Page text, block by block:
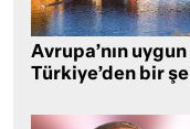
Avrupa’nın
Türkiye’den bir